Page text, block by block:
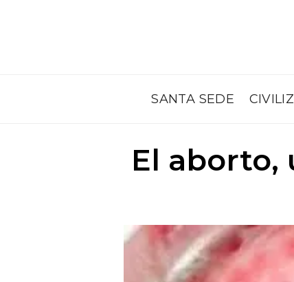
SANTA SEDE
El aborto,